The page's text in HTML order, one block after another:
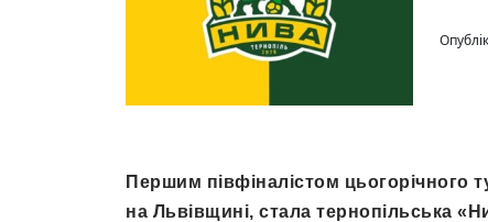
Першим півфіналістом цьогорічного
на Львівщині, стала тернопільська